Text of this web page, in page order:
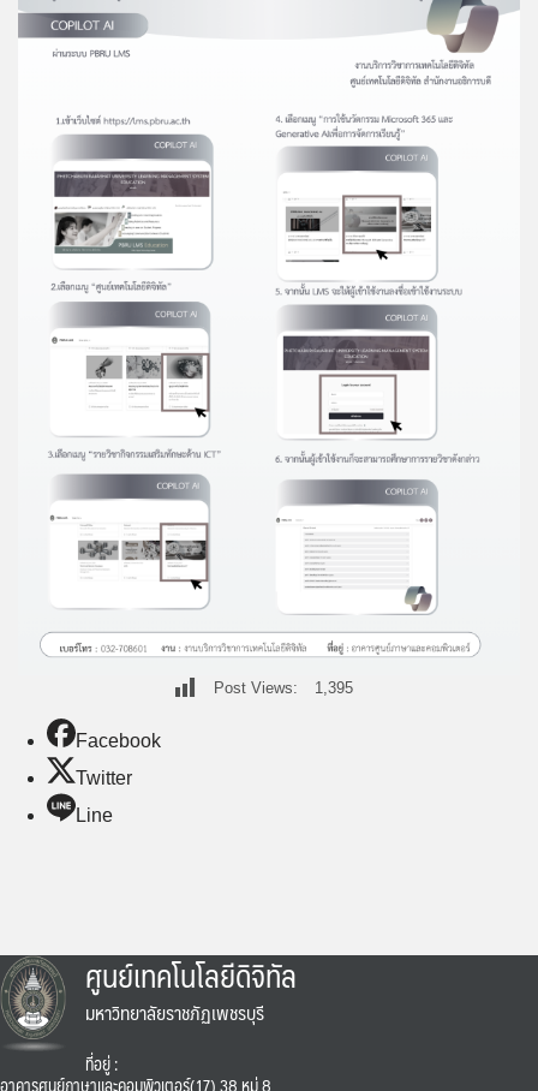
Post Views: 1,395
Facebook
Twitter
Line
ศูนย์เทคโนโลยีดิจิทัล
มหาวิทยาลัยราชภัฏเพชรบุรี
ที่อยู่ :
อาคารศูนย์ภาษาและคอมพิวเตอร์(17) 38 หมู่ 8